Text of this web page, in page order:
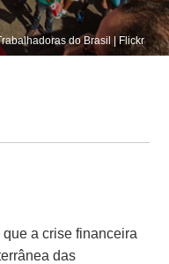
do Brasil | Flickr
a crise financeira
das